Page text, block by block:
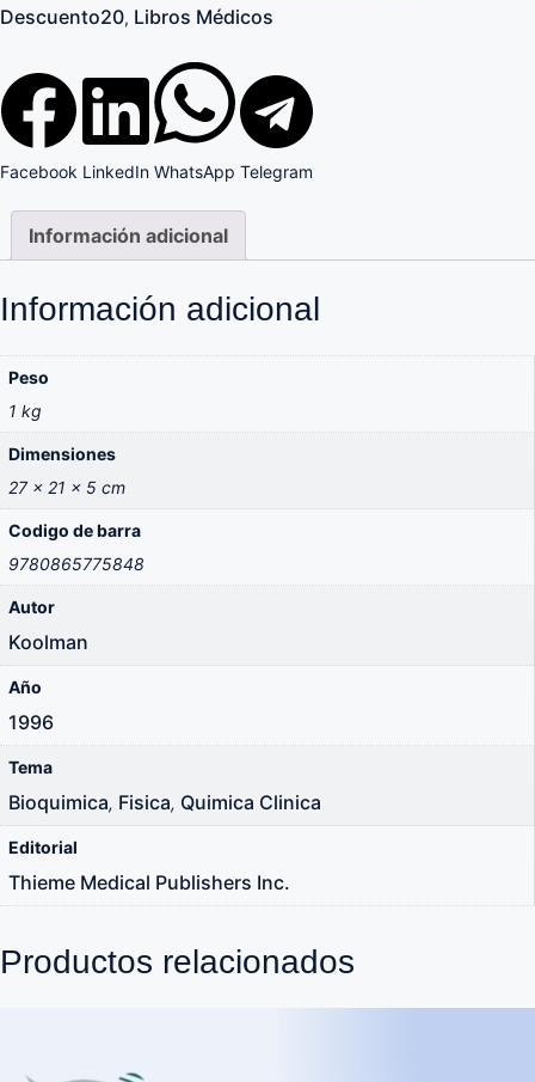
Descuento20, Libros Médicos
Facebook LinkedIn WhatsApp Telegram
Información adicional
Información adicional
Peso
1 kg
Dimensiones
27 × 21 × 5 cm
Codigo de barra
9780865775848
Autor
Koolman
Año
1996
Tema
Bioquimica, Fisica, Quimica Clinica
Editorial
Thieme Medical Publishers Inc.
Productos relacionados